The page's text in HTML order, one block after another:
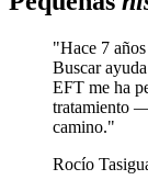
"Hace 7
Buscar
EFT me ha
tratamiento
camino."
Rocío